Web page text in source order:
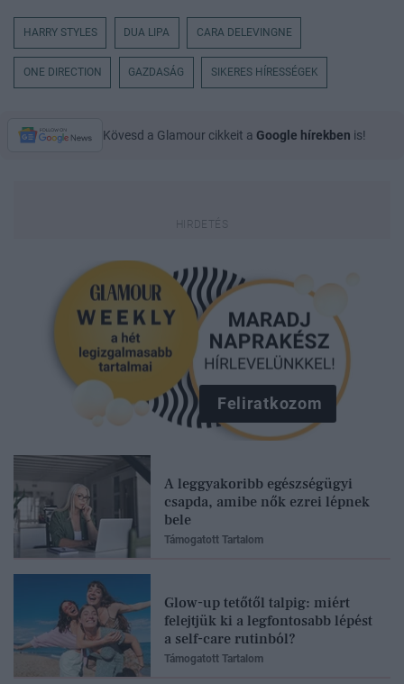
HARRY STYLES DUA LIPA CARA DELEVINGNE
ONE DIRECTION GAZDASÁG SIKERES HÍRESSÉGEK
Kövesd a Glamour cikkeit a Google hírekben is!
Feliratkozom
A leggyakoribb egészségügyi
csapda, amibe nők ezrei lépnek
bele
Támogatott Tartalom
Glow-up tetőtől talpig: miért
felejtjük ki a legfontosabb lépést
a self-care rutinból?
Támogatott Tartalom